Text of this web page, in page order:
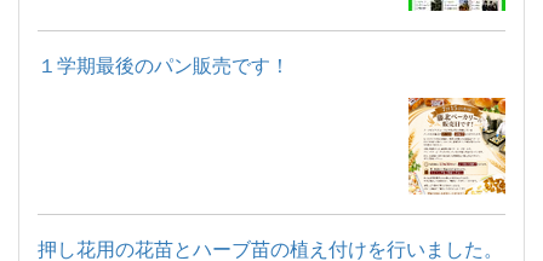
１学期最後のパン販売です！
押し花用の花苗とハーブ苗の植え付けを行いました。